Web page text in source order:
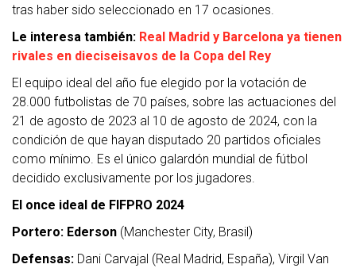
tras haber sido seleccionado en 17 ocasiones.
Le interesa también: Real Madrid y Barcelona ya tienen
rivales en dieciseisavos de la Copa del Rey
El equipo ideal del año fue elegido por la votación de
28.000 futbolistas de 70 países, sobre las actuaciones del
21 de agosto de 2023 al 10 de agosto de 2024, con la
condición de que hayan disputado 20 partidos oficiales
como mínimo. Es el único galardón mundial de fútbol
decidido exclusivamente por los jugadores.
El once ideal de FIFPRO 2024
Portero: Ederson (Manchester City, Brasil)
Defensas: Dani Carvajal (Real Madrid, España), Virgil Van